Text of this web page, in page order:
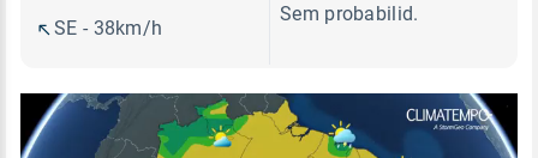
SE - 38km/h
Sem probabilid.